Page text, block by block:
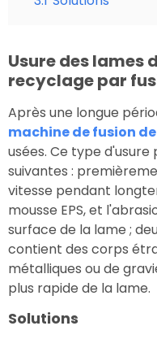
Usure des lames
recyclage par
Après une longue
machine de fusion de
usées. Ce type
suivantes :
vitesse pendant
mousse EPS, et
surface de la lame ;
contient des corps
métalliques ou de
plus rapide de la lame.
Solutions